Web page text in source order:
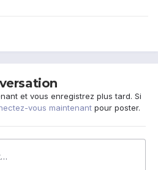
et vous enregistrez plus tard. Si
vous maintenant pour poster.